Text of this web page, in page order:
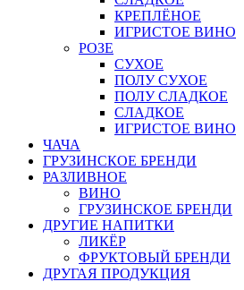
КРЕПЛЁНОЕ
ИГРИСТОЕ ВИНО
РОЗЕ
СУХОЕ
ПОЛУ СУХОЕ
ПОЛУ СЛАДКОЕ
СЛАДКОЕ
ИГРИСТОЕ ВИНО
ЧАЧА
ГРУЗИНСКОЕ БРЕНДИ
РАЗЛИВНОЕ
ВИНО
ГРУЗИНСКОЕ БРЕНДИ
ДРУГИЕ НАПИТКИ
ЛИКЁР
ФРУКТОВЫЙ БРЕНДИ
ДРУГАЯ ПРОДУКЦИЯ